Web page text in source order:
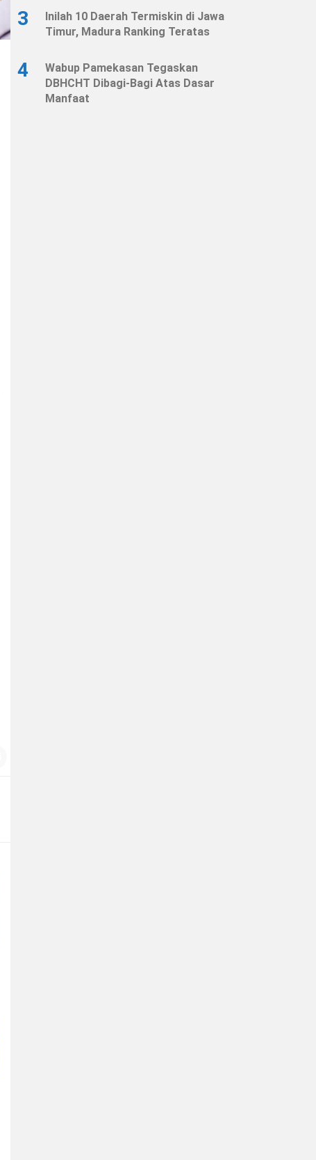
3
Inilah 10 Daerah Termiskin di Jawa
Timur, Madura Ranking Teratas
4
Wabup Pamekasan Tegaskan
DBHCHT Dibagi-Bagi Atas Dasar
Manfaat